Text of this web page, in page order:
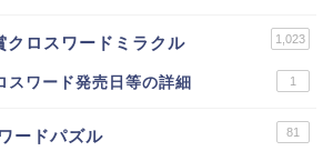
クロスワードミラクル 1,023
スワード発売日等の詳細 1
ードパズル 81